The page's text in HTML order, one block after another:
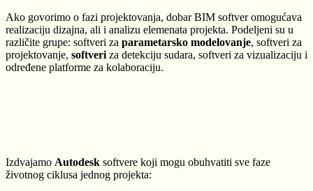
Ako govorimo o fazi projektovanja, dobar BIM softver omogućava
realizaciju dizajna, ali i analizu elemenata projekta. Podeljeni su u
različite grupe: softveri za parametarsko modelovanje, softveri za
projektovanje, softveri za detekciju sudara, softveri za vizualizaciju i
određene platforme za kolaboraciju.
Izdvajamo Autodesk softvere koji mogu obuhvatiti sve faze
životnog ciklusa jednog projekta: